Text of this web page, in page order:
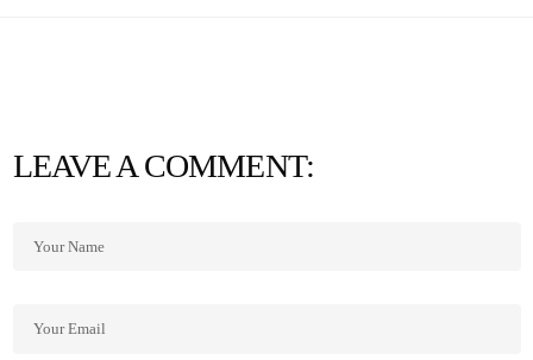
LEAVE A COMMENT: